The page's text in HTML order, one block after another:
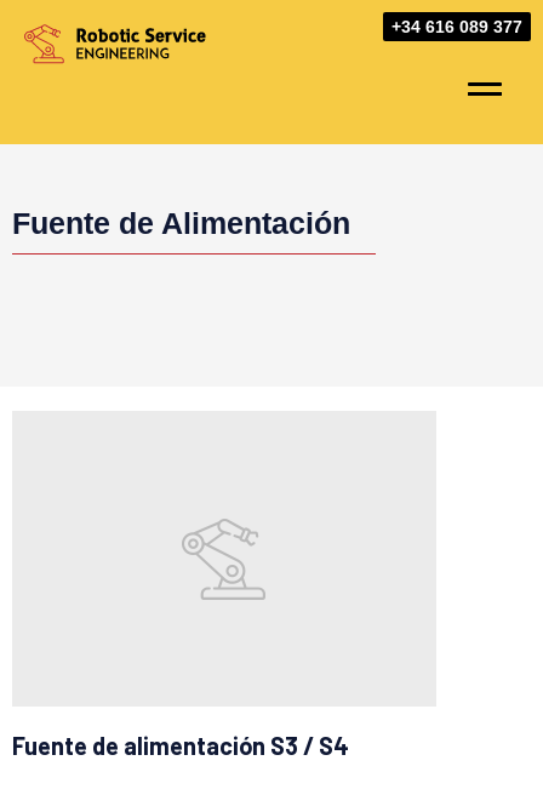
content
+34 616 089 377
Fuente de Alimentación
Fuente de alimentación S3 / S4